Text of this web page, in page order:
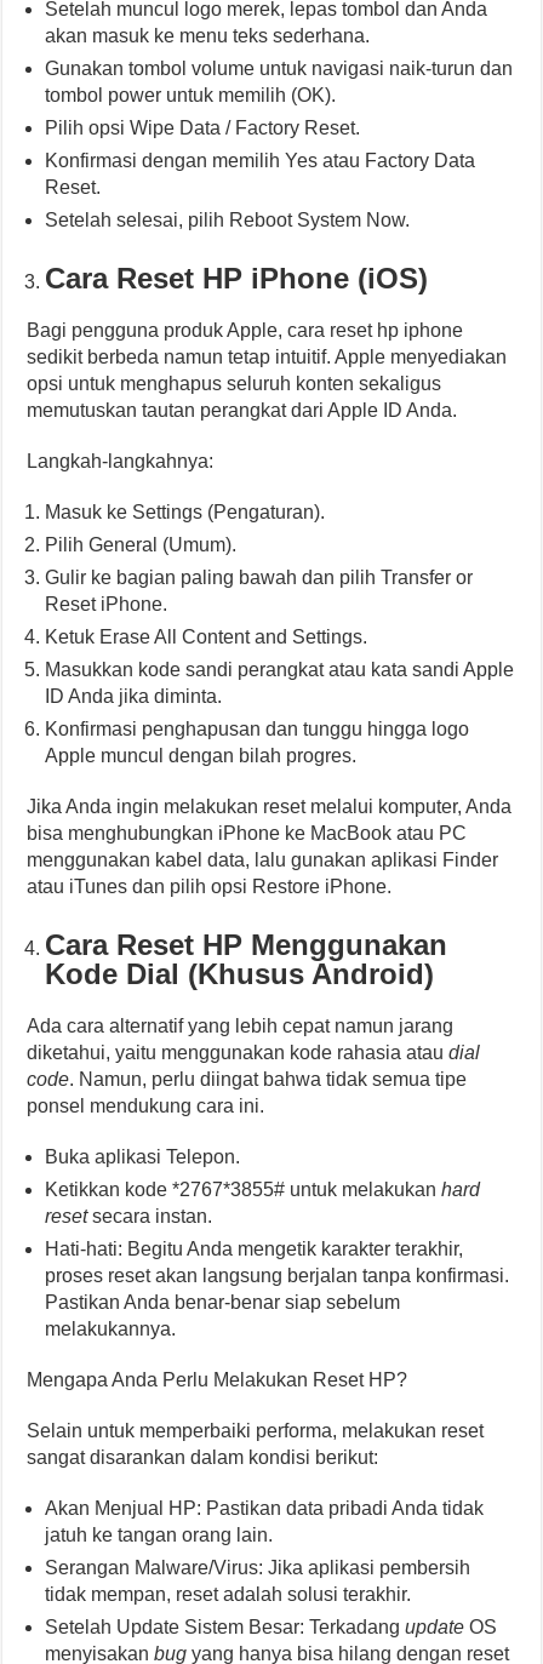
Setelah muncul logo merek, lepas tombol dan Anda
akan masuk ke menu teks sederhana.
Gunakan tombol volume untuk navigasi naik-turun dan
tombol power untuk memilih (OK).
Pilih opsi Wipe Data / Factory Reset.
Konfirmasi dengan memilih Yes atau Factory Data
Reset.
Setelah selesai, pilih Reboot System Now.
Cara Reset HP iPhone (iOS)
Bagi pengguna produk Apple, cara reset hp iphone
sedikit berbeda namun tetap intuitif. Apple menyediakan
opsi untuk menghapus seluruh konten sekaligus
memutuskan tautan perangkat dari Apple ID Anda.
Langkah-langkahnya:
Masuk ke Settings (Pengaturan).
Pilih General (Umum).
Gulir ke bagian paling bawah dan pilih Transfer or
Reset iPhone.
Ketuk Erase All Content and Settings.
Masukkan kode sandi perangkat atau kata sandi Apple
ID Anda jika diminta.
Konfirmasi penghapusan dan tunggu hingga logo
Apple muncul dengan bilah progres.
Jika Anda ingin melakukan reset melalui komputer, Anda
bisa menghubungkan iPhone ke MacBook atau PC
menggunakan kabel data, lalu gunakan aplikasi Finder
atau iTunes dan pilih opsi Restore iPhone.
Cara Reset HP Menggunakan
Kode Dial (Khusus Android)
Ada cara alternatif yang lebih cepat namun jarang
diketahui, yaitu menggunakan kode rahasia ataudial
code. Namun, perlu diingat bahwa tidak semua tipe
ponsel mendukung cara ini.
Buka aplikasi Telepon.
Ketikkan kode *2767*3855# untuk melakukanhard
resetsecara instan.
Hati-hati: Begitu Anda mengetik karakter terakhir,
proses reset akan langsung berjalan tanpa konfirmasi.
Pastikan Anda benar-benar siap sebelum
melakukannya.
Mengapa Anda Perlu Melakukan Reset HP?
Selain untuk memperbaiki performa, melakukan reset
sangat disarankan dalam kondisi berikut:
Akan Menjual HP: Pastikan data pribadi Anda tidak
jatuh ke tangan orang lain.
Serangan Malware/Virus: Jika aplikasi pembersih
tidak mempan, reset adalah solusi terakhir.
Setelah Update Sistem Besar: Terkadangupdate OS
menyisakanbug yang hanya bisa hilang dengan reset